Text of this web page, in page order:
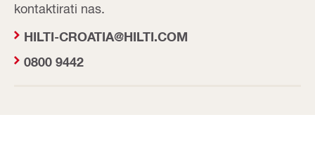
kontaktirati nas.
HILTI-CROATIA@HILTI.COM
0800 9442